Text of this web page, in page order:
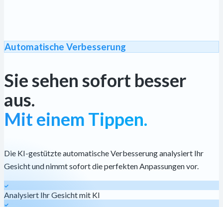
Automatische Verbesserung
Sie sehen sofort besser
aus.
Mit einem Tippen.
Die KI-gestützte automatische Verbesserung analysiert Ihr
Gesicht und nimmt sofort die perfekten Anpassungen vor.
Analysiert Ihr Gesicht mit KI